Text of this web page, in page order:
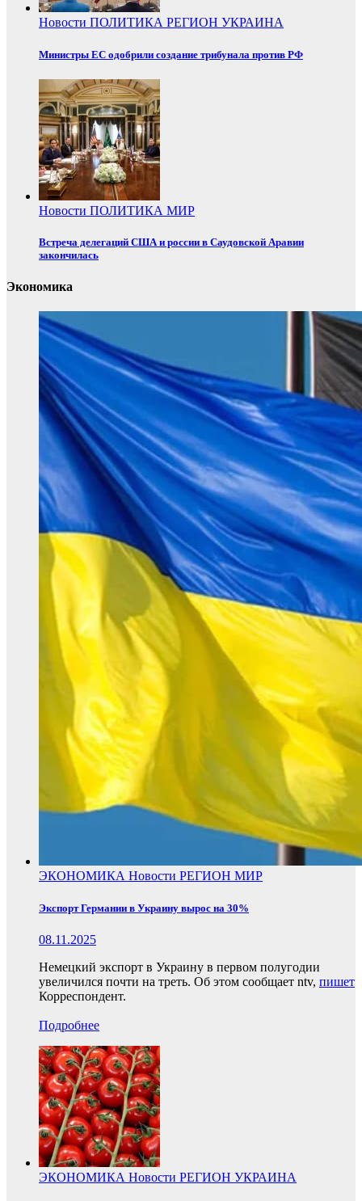
Новости ПОЛИТИКА РЕГИОН УКРАИНА
Министры ЕС одобрили создание трибунала против РФ
Новости ПОЛИТИКА МИР
Встреча делегаций США и россии в Саудовской Аравии
закончилась
Экономика
ЭКОНОМИКА Новости РЕГИОН МИР
Экспорт Германии в Украину вырос на 30%
08.11.2025
Немецкий экспорт в Украину в первом полугодии
увеличился почти на треть. Об этом сообщает ntv, пишет
Корреспондент.
Подробнее
ЭКОНОМИКА Новости РЕГИОН УКРАИНА